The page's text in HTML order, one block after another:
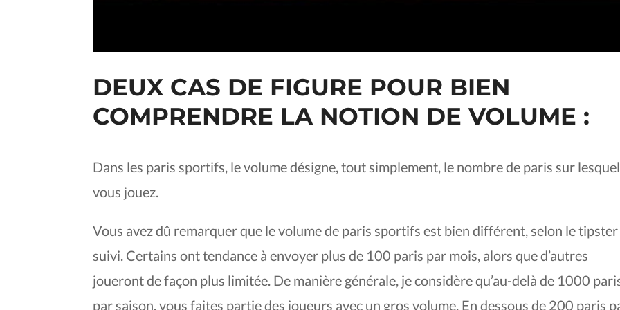
DEUX CAS DE FIGURE POUR BIEN
COMPRENDRE LA NOTION DE VOLUME :
Dans les paris sportifs, le volume désigne, tout simplement, le nombre de paris sur
vous jouez.
Vous avez dû remarquer que le volume de paris sportifs est bien différent, selon le tipster
suivi. Certains ont tendance à envoyer plus de 100 paris par mois, alors que d’autres
joueront de façon plus limitée. De manière générale, je considère qu’au-delà de 1000
par saison, vous faites partie des joueurs avec un gros volume. En dessous de 200 paris